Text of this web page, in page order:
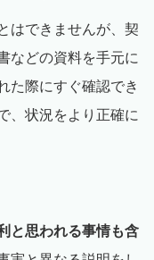
はできませんが、契
などの資料を手元に
た際にすぐ確認でき
、状況をより正確に
と思われる事情も含